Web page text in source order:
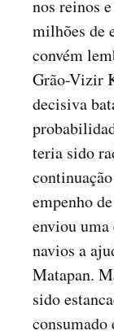
nos reinos
milhões de
convém
Grão-Vizir
decisiva
teria sido
empenho
enviou uma
navios a
Matapan.
sido
consumado